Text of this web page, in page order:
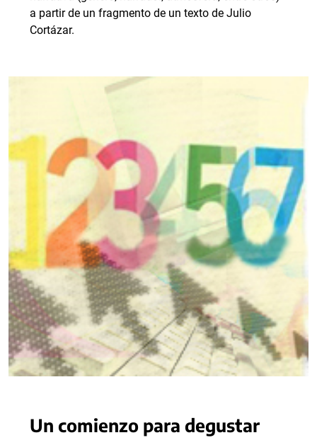
a partir de un fragmento de un texto de Julio
Cortázar.
Un comienzo para degustar